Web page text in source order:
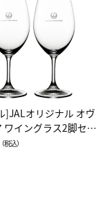
]JALオリジナル オヴ
ワイングラス2脚セッ
ワイン）
（税込）